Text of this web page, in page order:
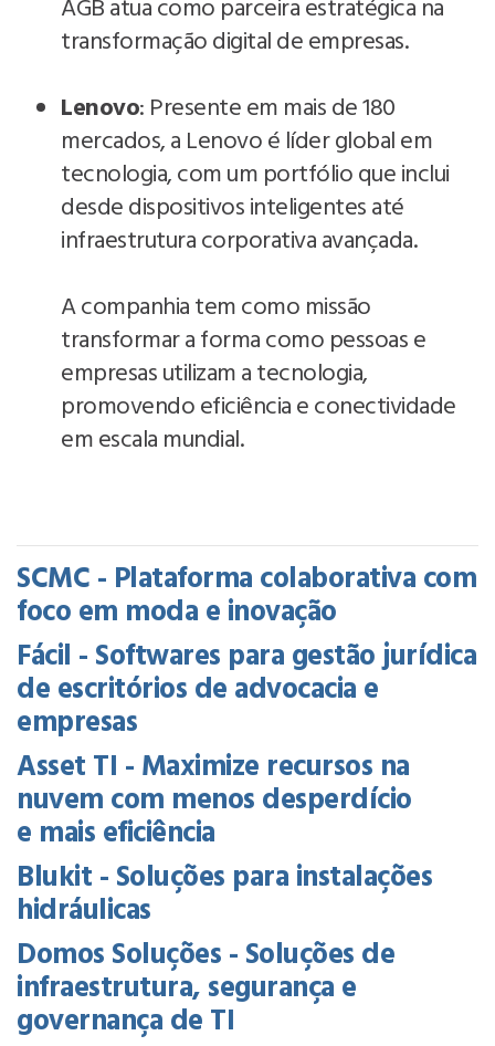
AGB atua como parceira estratégica na
transformação digital de empresas.
Lenovo: Presente em mais de 180
mercados, a Lenovo é líder global em
tecnologia, com um portfólio que inclui
desde dispositivos inteligentes até
infraestrutura corporativa avançada.
A companhia tem como missão
transformar a forma como pessoas e
empresas utilizam a tecnologia,
promovendo eficiência e conectividade
em escala mundial.
SCMC - Plataforma colaborativa com
foco em moda e inovação
Fácil - Softwares para gestão jurídica
de escritórios de advocacia e
empresas
Asset TI - Maximize recursos na
nuvem com menos desperdício
e mais eficiência
Blukit - Soluções para instalações
hidráulicas
Domos Soluções - Soluções de
infraestrutura, segurança e
governança de TI